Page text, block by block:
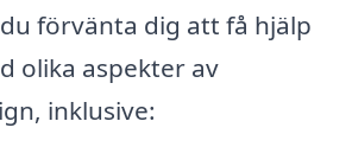
förvänta dig att få hjälp
olika aspekter av
inklusive: